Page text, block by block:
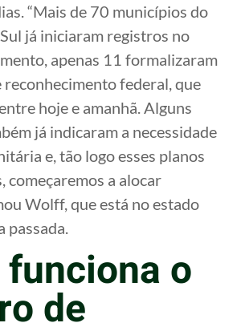
“Mais de 70 municípios do
já iniciaram registros no
apenas 11 formalizaram
reconhecimento federal, que
hoje e amanhã. Alguns
já indicaram a necessidade
e, tão logo esses planos
começaremos a alocar
Wolff, que está no estado
passada.
o
de